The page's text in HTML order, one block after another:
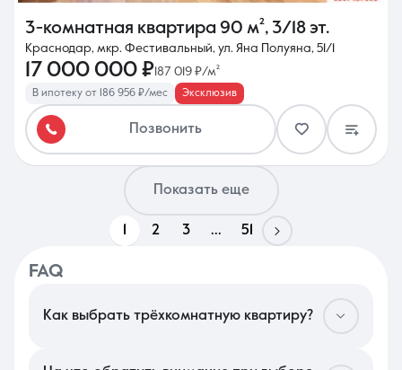
3-комнатная квартира 90 м², 3/18 эт.
Краснодар, мкр. Фестивальный, ул. Яна Полуяна, 51/1
17 000 000 ₽187 019 ₽/м²
В ипотеку от 186 956 ₽/мес Эксклюзив
Позвонить
Показать еще
2 3 ... 51
FAQ
Как выбрать трёхкомнатную квартиру?